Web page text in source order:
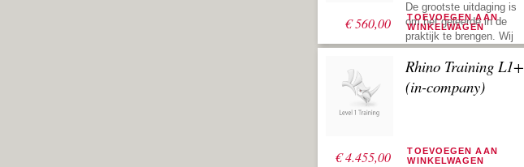
€560,00
De grootste uitdaging is
om het geleerde in de
praktijk te brengen. Wij
ondersteunen u met uw
rompontwerp en stroken
na uw training. Zend ons
uw files, dan kijken we
Deze praktische service
TOEVOEGEN AAN
WINKELWAGEN
€4.455,00
Rhino Training L1+
(in-company)
TOEVOEGEN AAN
WINKELWAGEN